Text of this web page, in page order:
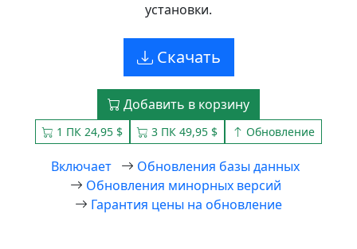
установки.
Скачать
Добавить в корзину
1 ПК 24,95 $ 3 ПК 49,95 $ Обновление
Включает
Обновления базы данных
Обновления минорных версий
Гарантия цены на обновление